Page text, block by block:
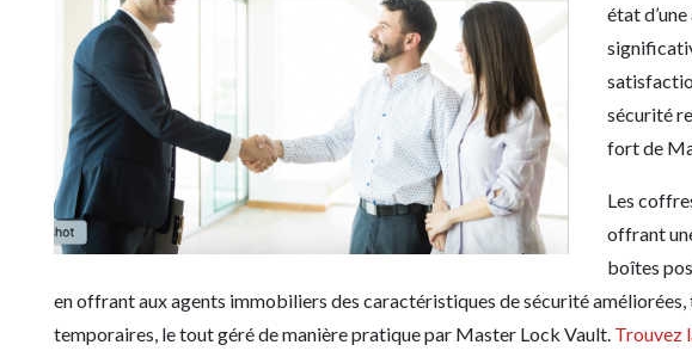
état
sécurité
fort de
Les
offrant
boîtes
en offrant aux agents immobiliers des caractéristiques de sécurité améliorées,
temporaires, le tout géré de manière pratique par Master Lock Vault. Trouvez